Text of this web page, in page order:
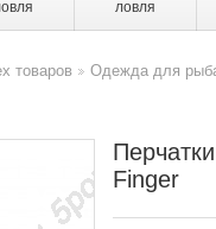
ловля
товаров
Одежда для
Finger